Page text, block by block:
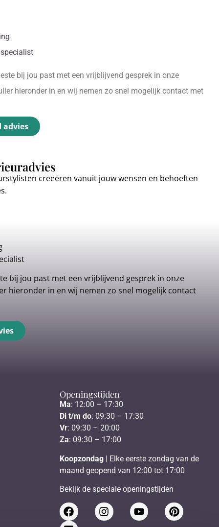
bij jou past met een vrijblijvend gesprek in onze
hieronder in en wij nemen zo snel mogelijk contact met
advies
creeëren vanuit jouw wensen en behoeften
bij jou past met een vrijblijvend gesprek in onze
hieronder in en wij nemen zo snel mogelijk contact
Openingstijden
Ma: 12:00 – 17:30
Di t/m do: 09:30 – 17:30
Vr: 09:30 – 20:00
Za: 09:30 – 17:00
Koopzondag | Elke eerste zondag van de
maand geopend van 12:00 tot 17:00
Bekijk de speciale openingstijden